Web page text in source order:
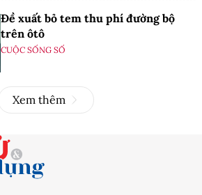
Đề xuất bỏ tem thu phí đường bộ
trên ôtô
CUỘC SỐNG SỐ
Xem thêm